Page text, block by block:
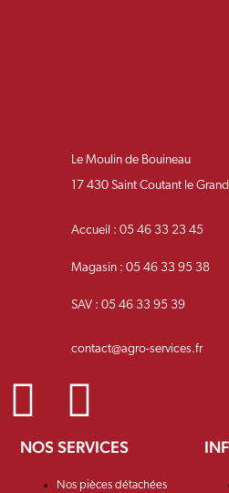
Le Moulin de Bouineau
17 430 Saint Coutant le Grand
Accueil : 05 46 33 23 45
Magasin : 05 46 33 95 38
SAV : 05 46 33 95 39
contact@agro-services.fr
NOS SERVICES
Nos pièces détachées